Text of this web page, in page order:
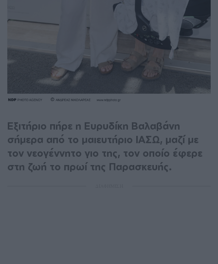
Εξιτήριο πήρε η Ευρυδίκη Βαλαβάνη
σήμερα από το μαιευτήριο ΙΑΣΩ, μαζί με
τον νεογέννητο γιο της, τον οποίο έφερε
στη ζωή το πρωί της Παρασκευής.